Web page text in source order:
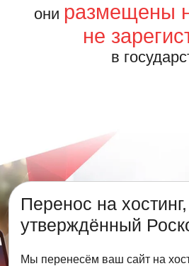
они размещены
не
в
Перенос на хостинг,
утверждённый
Мы перенесём ваш сайт на